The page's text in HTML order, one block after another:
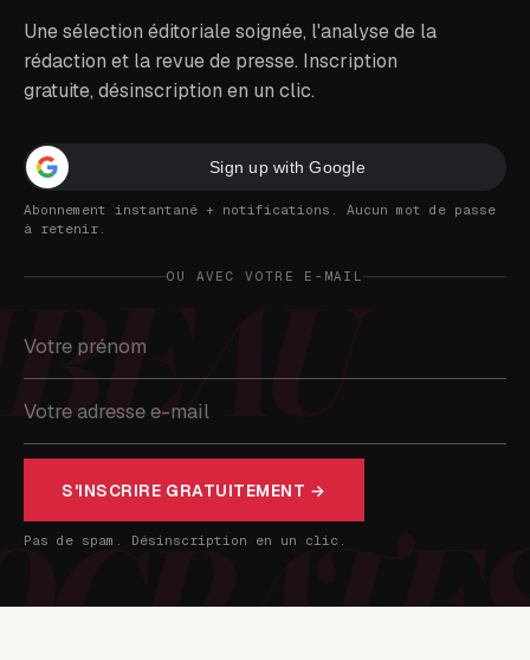
Une sélection éditoriale soignée, l'analyse de la
rédaction et la revue de presse. Inscription
gratuite, désinscription en un clic.
Sign up with Google
Abonnement instantané + notifications. Aucun mot de passe
à retenir.
OU AVEC VOTRE E-MAIL
S'INSCRIRE GRATUITEMENT →
Pas de spam. Désinscription en un clic.